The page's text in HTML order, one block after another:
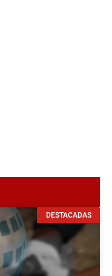
DESTACADAS